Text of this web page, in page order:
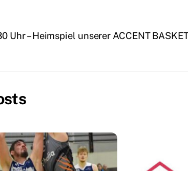
Uhr – Heimspiel unserer ACCENT